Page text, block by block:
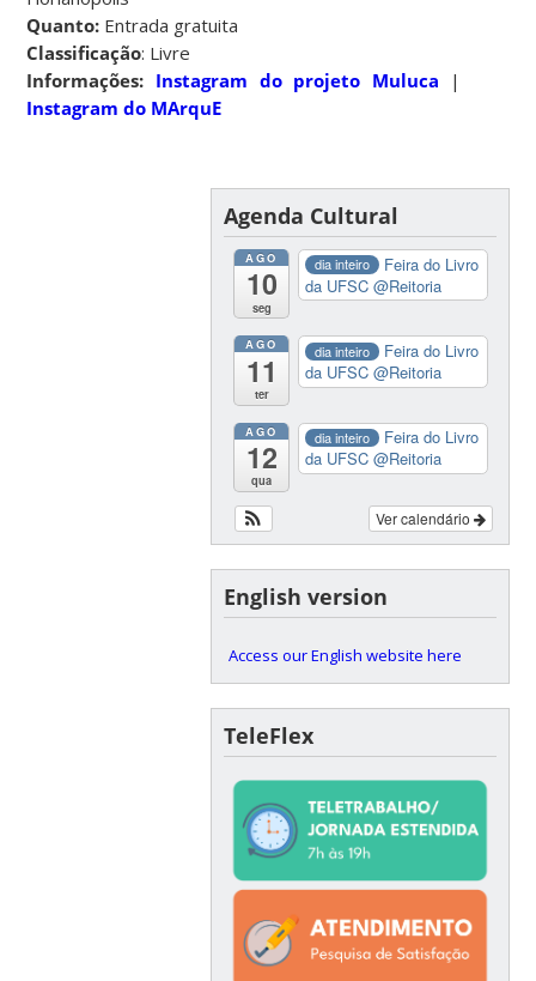
Quanto: Entrada gratuita
Classificação: Livre
Informações: Instagram do projeto Muluca |
Instagram do MArquE
Agenda Cultural
AGO
10
seg
dia inteiro
Feira do Livro
da UFSC@Reitoria
AGO
11
ter
dia inteiro
Feira do Livro
da UFSC@Reitoria
AGO
12
qua
dia inteiro
Feira do Livro
da UFSC@Reitoria
Ver calendário
English version
Access our English website here
TeleFlex